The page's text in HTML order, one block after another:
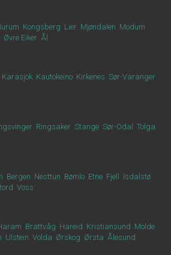
Kongsberg Lier Mjøndalen Modum
Øvre Eiker Ål
Karasjok Kautokeino Kirkenes Sør-Varanger
Ringsaker Stange Sør-Odal
Tolga
Bergen Nesttun Bømlo Etne Fjell
Isdalstø
Voss
Brattvåg Hareid Kristiansund Molde
Ulstein Volda Ørskog Ørsta Ålesund